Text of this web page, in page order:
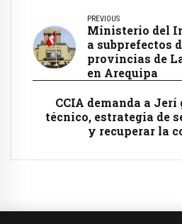
PREVIOUS
Ministerio del
a subprefectos
provincias de
en Arequipa
CCIA demanda a Jerí
técnico, estrategia de
y recuperar la